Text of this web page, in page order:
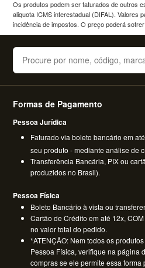
Os produtos podem ser faturados de outros
aliquota ICMS interestadual (DIFAL). Valores
incidência de impostos. O preço poderá
Buscar
Formas de Pagamento
Pessoa Jurídica
Faturado via boleto bancário em
seu produto - mediante análise de
Transferência Bancária, PIX ou
produzidos no Brasil).
Pessoa Física
Boleto Bancário à vista ou
Cartão de Crédito em até 12x,
no valor total do pedido.
*ATENÇÃO: Nem todos os
Pessoa Física, verifique na página
compras se ele permite essa forma